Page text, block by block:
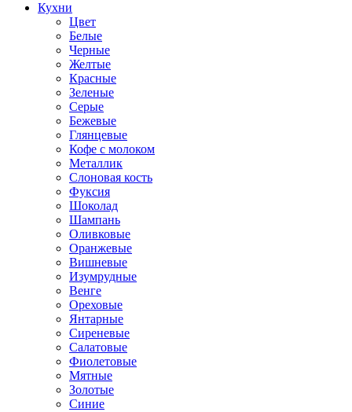
Кухни
Цвет
Белые
Черные
Желтые
Красные
Зеленые
Серые
Бежевые
Глянцевые
Кофе с молоком
Металлик
Слоновая кость
Фуксия
Шоколад
Шампань
Оливковые
Оранжевые
Вишневые
Изумрудные
Венге
Ореховые
Янтарные
Сиреневые
Салатовые
Фиолетовые
Мятные
Золотые
Синие